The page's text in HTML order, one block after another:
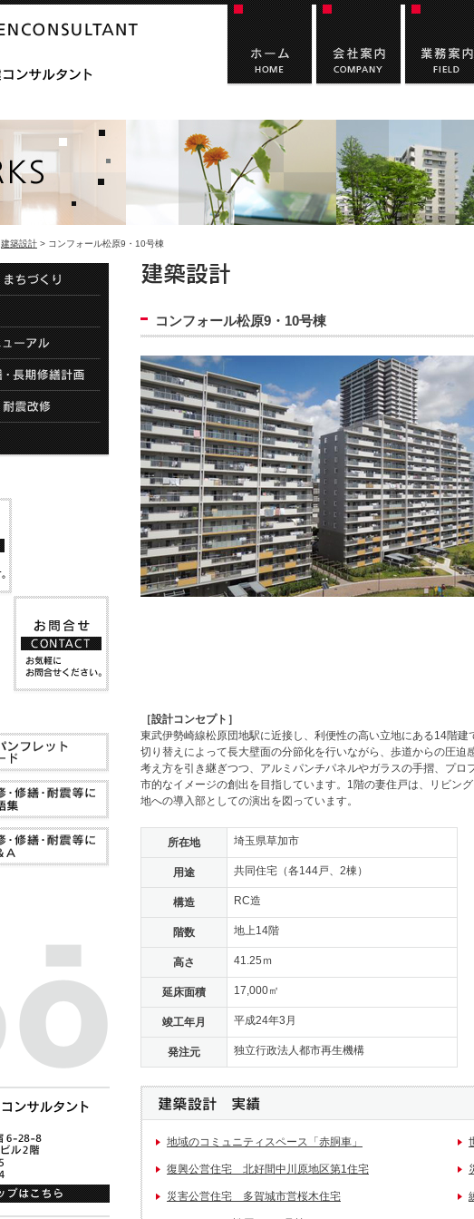
建築設計 > コンフォール松原9・10号棟
コンフォール松原9・10号棟
［設計コンセプト］
東武伊勢崎線松原団地駅に近接し、利便性の高い立地にある14階
切り替えによって長大壁面の分節化を行いながら、歩道からの圧
考え方を引き継ぎつつ、アルミパンチパネルやガラスの手摺、プ
市的なイメージの創出を目指しています。1階の妻住戸は、リビン
地への導入部としての演出を図っています。
所在地 埼玉県草加市
用途 共同住宅（各144戸、2棟）
構造 RC造
階数 地上14階
高さ 41.25ｍ
延床面積 17,000㎡
竣工年月 平成24年3月
発注元 独立行政法人都市再生機構
地域のコミュニティスペース「赤胴車」
復興公営住宅 北好間中川原地区第1住宅
災害公営住宅 多賀城市営桜木住宅